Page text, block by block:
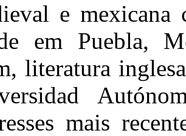
e mexicana
em Puebla,
literatura
mais